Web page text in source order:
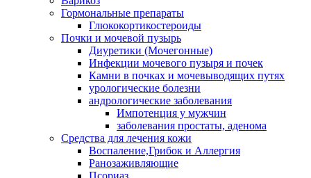
Гормональные препараты
Глюкокортикостероиды
Почки и мочевой пузырь
Диуретики (Мочегонные)
Инфекции мочевого пузыря и почек
Камни в почках и мочевыводящих путях
урологические болезни
андрологические заболевания
Импотенция у мужчин
заболевания простаты, аденома
Средства для лечения кожи
Воспаление,Грибок и Аллергия
Ранозаживляющие